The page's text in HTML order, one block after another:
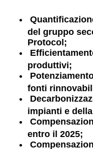
Q
del gruppo
Protocol;
E
produttivi;
P
fonti
D
impianti e
C
entro il 2025;
C